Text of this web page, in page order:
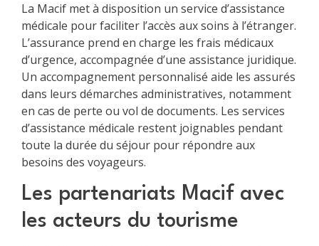
La Macif met à disposition un service d’assistance
médicale pour faciliter l’accès aux soins à l’étranger.
L’assurance prend en charge les frais médicaux
d’urgence, accompagnée d’une assistance juridique.
Un accompagnement personnalisé aide les assurés
dans leurs démarches administratives, notamment
en cas de perte ou vol de documents. Les services
d’assistance médicale restent joignables pendant
toute la durée du séjour pour répondre aux
besoins des voyageurs.
Les partenariats Macif avec
les acteurs du tourisme